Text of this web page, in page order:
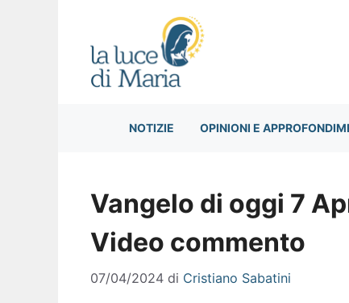
NOTIZIE OPINIONI E
Vangelo di oggi 7
Video commento
07/04/2024 di Cristiano Sabatini